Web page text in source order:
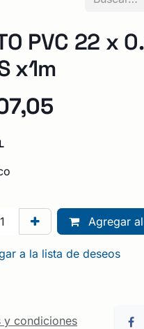
PVC 22 x
x1m
Agregar
a la lista de deseos
y condiciones